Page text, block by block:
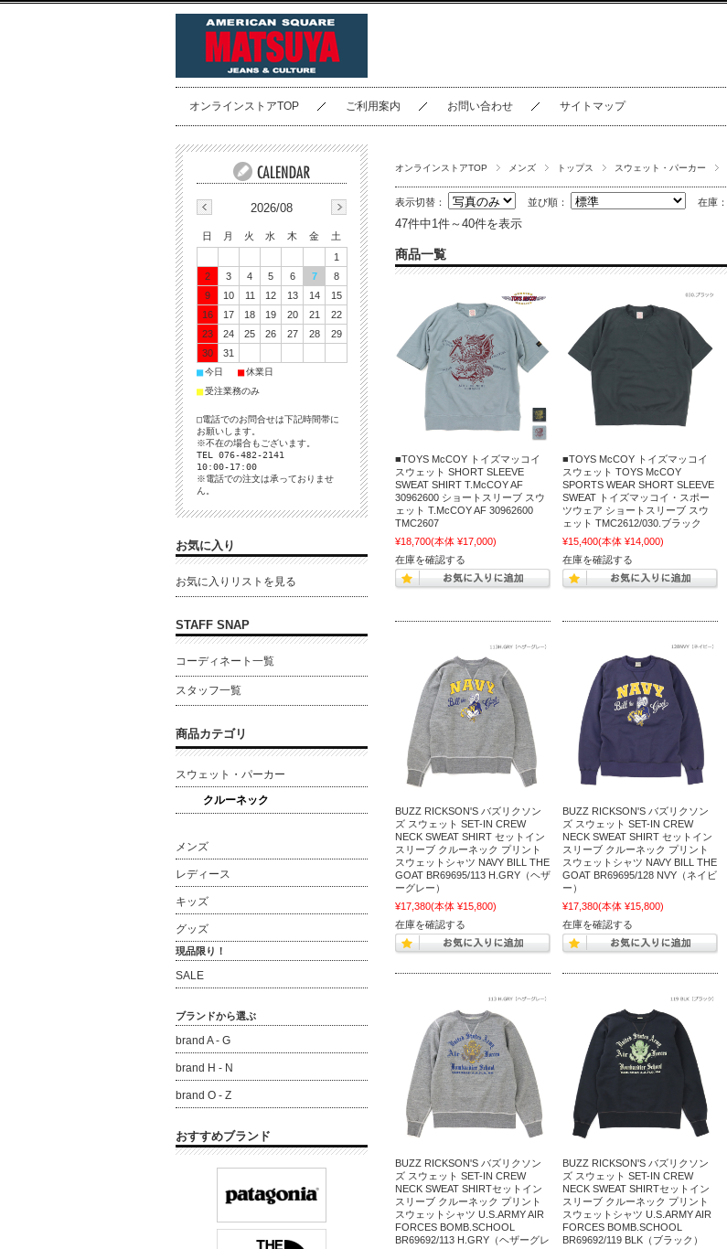
オンラインストアTOP ご利用案内 お問い合わせ サイトマップ
オンラインストアTOP メンズ トップス スウェット・パーカー
表示切替： 並び順： 在庫：
47件中1件～40件を表示
商品一覧
■TOYS McCOY トイズマッコイ
スウェット SHORT SLEEVE
SWEAT SHIRT T.McCOY AF
30962600 ショートスリーブ スウ
ェット T.McCOY AF 30962600
TMC2607
¥18,700(本体 ¥17,000)
在庫を確認する
■TOYS McCOY トイズマッコイ
スウェット TOYS McCOY
SPORTS WEAR SHORT SLEEVE
SWEAT トイズマッコイ・スポー
ツウェア ショートスリーブ スウ
ェット TMC2612/030.ブラック
¥15,400(本体 ¥14,000)
在庫を確認する
BUZZ RICKSON'S バズリクソン
ズ スウェット SET-IN CREW
NECK SWEAT SHIRT セットイン
スリーブ クルーネック プリント
スウェットシャツ NAVY BILL THE
GOAT BR69695/113 H.GRY（ヘザ
ーグレー）
¥17,380(本体 ¥15,800)
在庫を確認する
BUZZ RICKSON'S バズリクソン
ズ スウェット SET-IN CREW
NECK SWEAT SHIRT セットイン
スリーブ クルーネック プリント
スウェットシャツ NAVY BILL THE
GOAT BR69695/128 NVY（ネイビ
ー）
¥17,380(本体 ¥15,800)
在庫を確認する
BUZZ RICKSON'S バズリクソン
ズ スウェット SET-IN CREW
NECK SWEAT SHIRTセットイン
スリーブ クルーネック プリント
スウェットシャツ U.S.ARMY AIR
FORCES BOMB.SCHOOL
BR69692/113 H.GRY（ヘザーグレ
BUZZ RICKSON'S バズリクソン
ズ スウェット SET-IN CREW
NECK SWEAT SHIRTセットイン
スリーブ クルーネック プリント
スウェットシャツ U.S.ARMY AIR
FORCES BOMB.SCHOOL
BR69692/119 BLK（ブラック）
2026/08
日 月 火 水 木 金
土
1
2
3 4 5 6 7
8
9
10 11 12 13 14
15
16
17 18 19 20 21
22
23
24 25 26 27 28
29
30
31
■今日 ■休業日
■受注業務のみ
□電話でのお問合せは下記時間帯に
お願いします。
※不在の場合もございます。
TEL 076-482-2141
10:00-17:00
※電話での注文は承っておりませ
ん。
お気に入り
お気に入りリストを見る
STAFF SNAP
コーディネート一覧
スタッフ一覧
商品カテゴリ
スウェット・パーカー
クルーネック
メンズ
レディース
キッズ
グッズ
現品限り！
SALE
ブランドから選ぶ
brand A - G
brand H - N
brand O - Z
おすすめブランド